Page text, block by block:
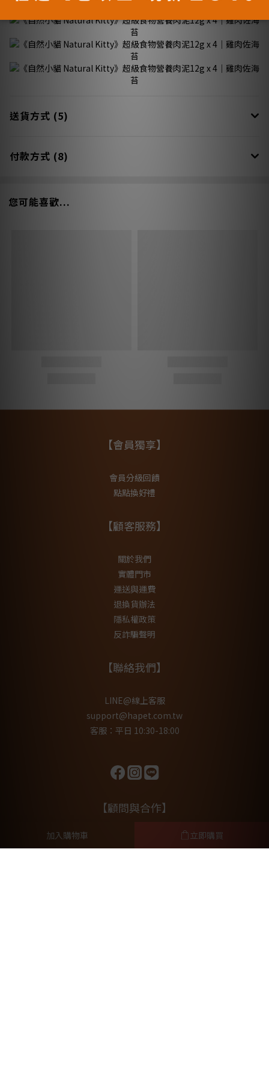
加入購物車 立即購買
送貨方式 (5)
付款方式 (8)
您可能喜歡...
【會員獨享】
會員分級回饋
點點換好禮
【顧客服務】
關於我們
實體門市
運送與運費
退換貨辦法
隱私權政策
反詐騙聲明
【聯絡我們】
LINE@線上客服
support@hapet.com.tw
客服：平日 10:30-18:00
【顧問與合作】